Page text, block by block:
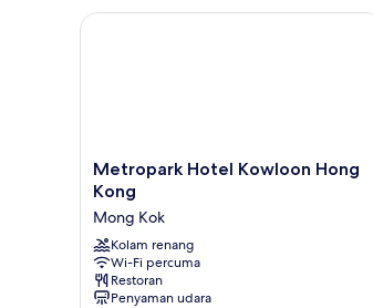
Metropark
Hotel
Kowloon
Hong
Kong
Mong
Kok
Metropark Hotel Kowloon Hong
Kong
Mong Kok
Kolam renang
Wi-Fi percuma
Restoran
Penyaman udara
Metropark Hotel Kowloon Hong